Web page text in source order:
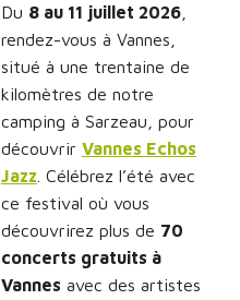
Du 8 au 11 juillet 2026,
rendez-vous à Vannes,
situé à une trentaine de
kilomètres de notre
camping à Sarzeau, pour
découvrir Vannes Echos
Jazz . Célébrez l’été avec
ce festival où vous
découvrirez plus de 70
concerts gratuits à
Vannes avec des artistes